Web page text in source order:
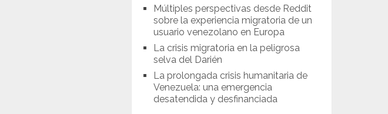
Múltiples perspectivas desde Reddit
sobre la experiencia migratoria de un
usuario venezolano en Europa
La crisis migratoria en la peligrosa
selva del Darién
La prolongada crisis humanitaria de
Venezuela: una emergencia
desatendida y desfinanciada